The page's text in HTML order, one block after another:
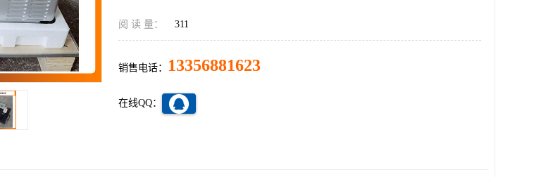
阅 读 量： 311
销售电话： 13356881623
在线QQ：